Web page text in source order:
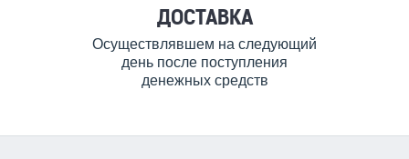
ДОСТАВКА
Осуществлявшем на следующий
день после поступления
денежных средств